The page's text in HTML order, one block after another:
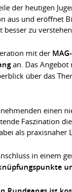
der heutigen
aus und eröffnet
zu
mit der
an. Das Angebot
über das
einen
Faszination
als praxisnaher
in einem